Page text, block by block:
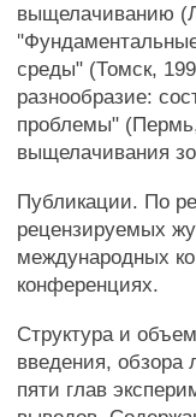
выщелачиванию
среды" (Томск,
разнообразие:
проблемы"
выщелачивания
Публикации. По
рецензируемых
международных
конференциях.
Структура и
введения, обзора
пяти глав